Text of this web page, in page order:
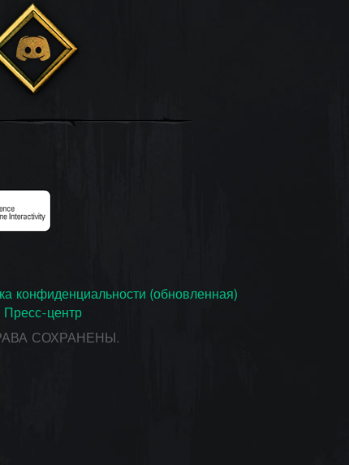
конфиденциальности (обновленная)
Пресс-центр
СОХРАНЕНЫ.